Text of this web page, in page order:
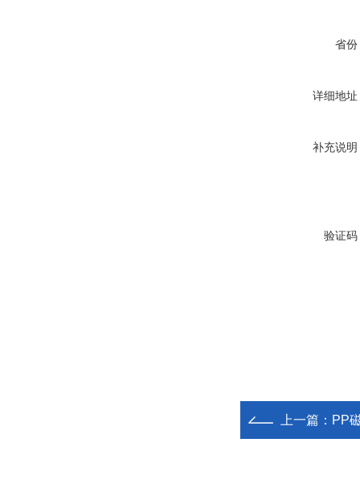
省份
详细地址
补充说明
验证码
上一篇： PP